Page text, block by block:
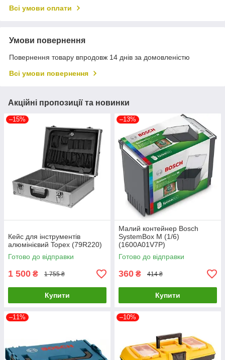
Всі умови оплати
Умови повернення
Повернення товару впродовж 14 днів за домовленістю
Всі умови повернення
Акційні пропозиції та новинки
–15%
Кейс для інструментів
алюмінієвий Topex (79R220)
Готово до відправки
1 500 ₴ 1 755 ₴
Купити
–13%
Малий контейнер Bosch
SystemBox M (1/6)
(1600A01V7P)
Готово до відправки
360 ₴ 414 ₴
Купити
–11% –10%